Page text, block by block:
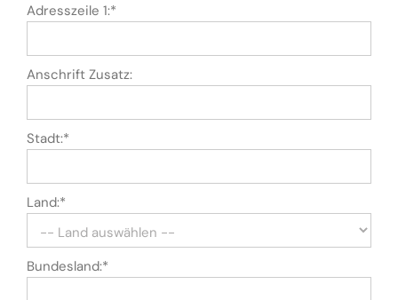
Adresszeile 1:*
Anschrift Zusatz:
Stadt:*
Land:*
Bundesland:*